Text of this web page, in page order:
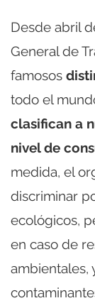
Desde abril
General de
famosos
todo el
clasifican a
nivel de
medida, el
discriminar
ecológicos,
en caso de
ambientales,